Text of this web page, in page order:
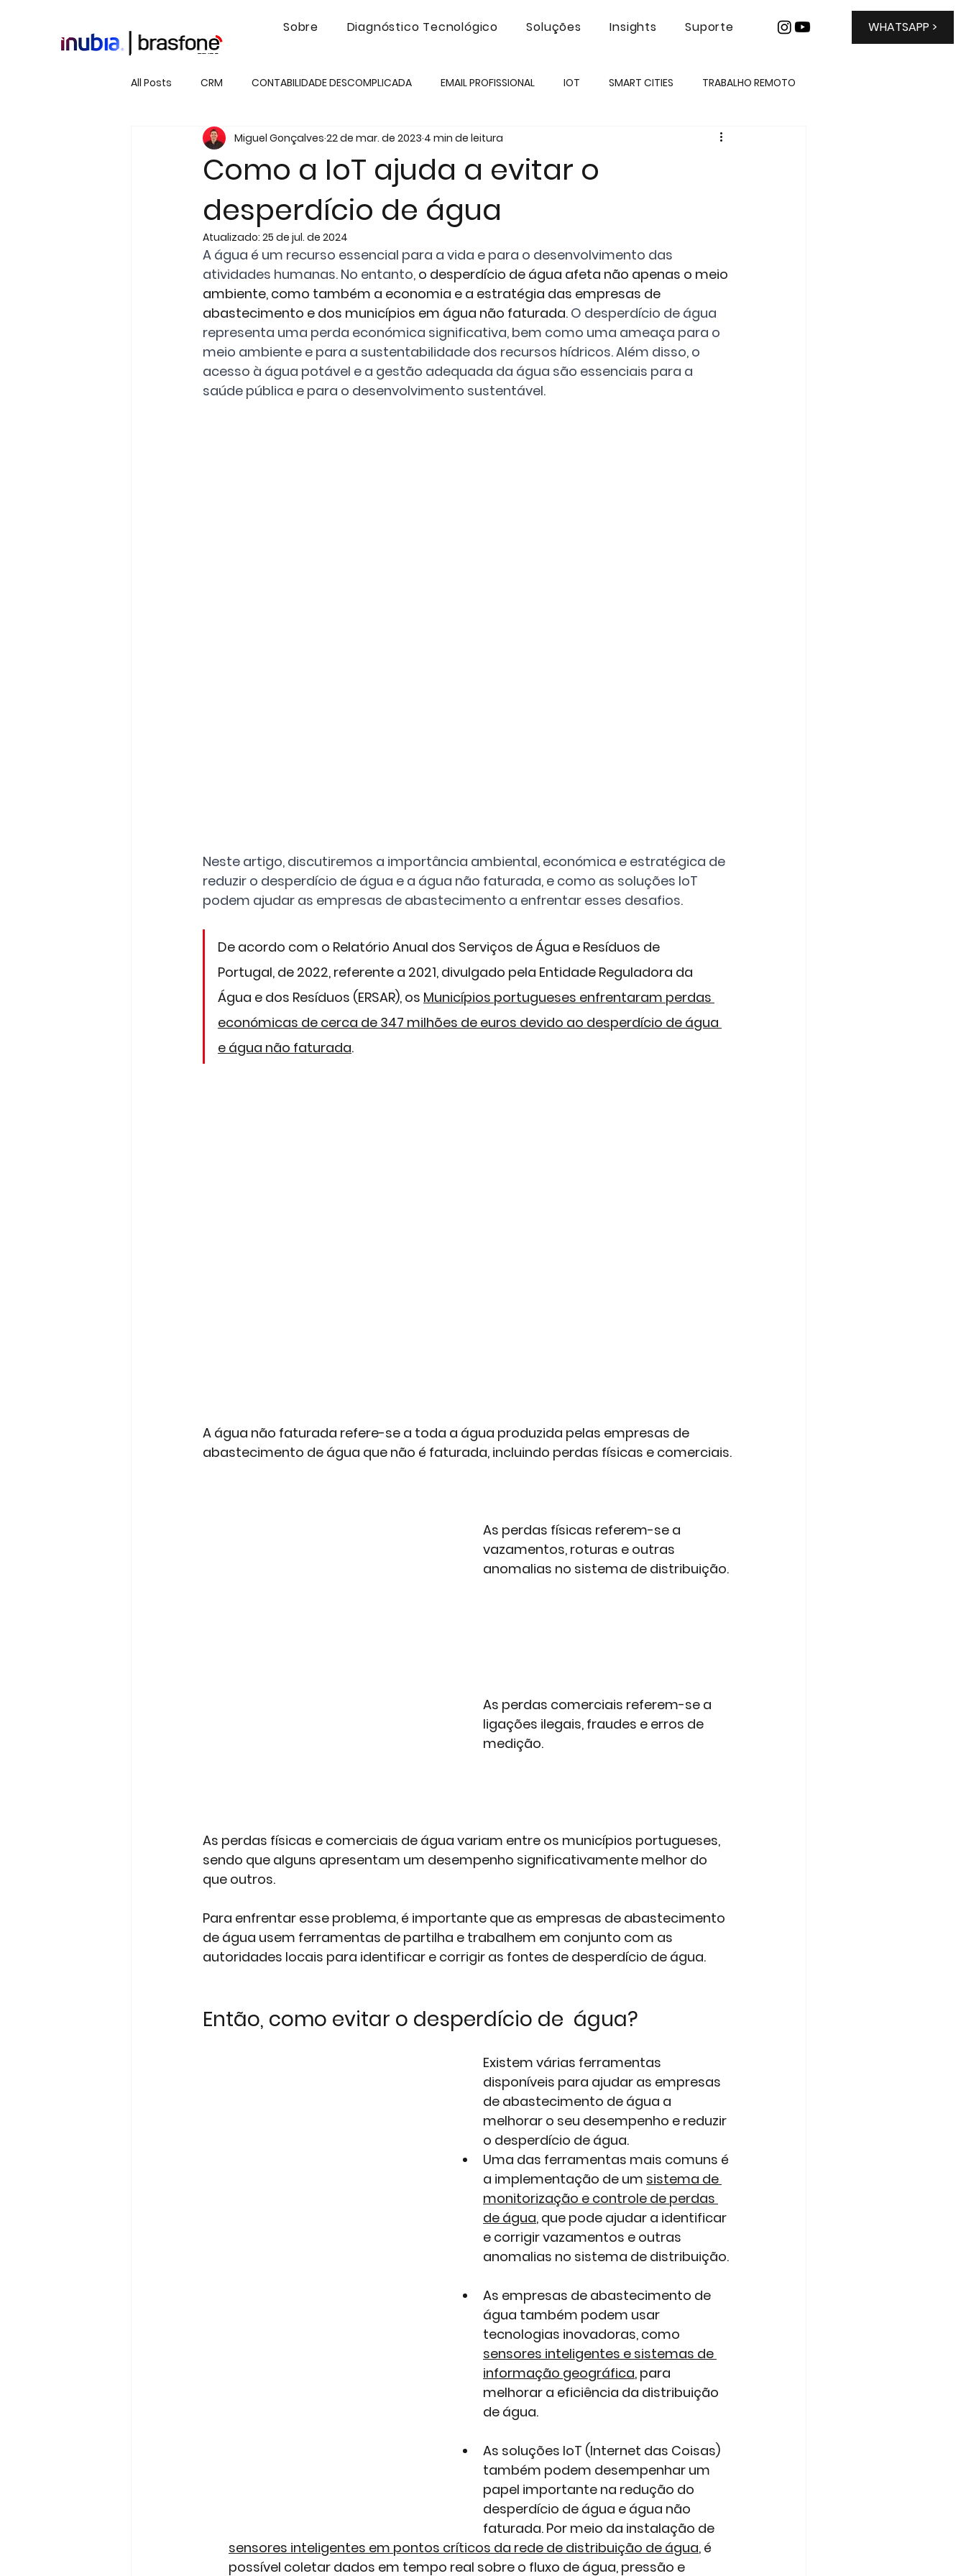
Sobre Diagnóstico Tecnológico Soluções Insights Suporte WHATSAPP >
All Posts CRM CONTABILIDADE DESCOMPLICADA EMAIL PROFISSIONAL IOT SMART CITIES TRABALHO REMOTO
TRANSFORMAÇÃO DIGITAL TV NET VOZ SMS INTELIGÊNCIA ARTIFICIAL INTERNET PREMIUM
COMUNICAÇÕES CIBERSEGURANÇA PRODUTIVIDADE
RH
Como a IoT ajuda a evitar o
desperdício de água
Miguel Gonçalves 22 de mar. de 2023 4 min de leitura
Atualizado: 25 de jul. de 2024
A água é um recurso essencial para a vida e para o desenvolvimento das
atividades humanas. No entanto, o desperdício de água afeta não apenas o meio
ambiente, como também a economia e a estratégia das empresas de
abastecimento e dos municípios em água não faturada. O desperdício de água
representa uma perda económica significativa, bem como uma ameaça para o
meio ambiente e para a sustentabilidade dos recursos hídricos. Além disso, o
acesso à água potável e a gestão adequada da água são essenciais para a
saúde pública e para o desenvolvimento sustentável.
Neste artigo, discutiremos a importância ambiental, económica e estratégica de
reduzir o desperdício de água e a água não faturada, e como as soluções IoT
podem ajudar as empresas de abastecimento a enfrentar esses desafios.
De acordo com o Relatório Anual dos Serviços de Água e Resíduos de
Portugal, de 2022, referente a 2021, divulgado pela Entidade Reguladora da
Água e dos Resíduos (ERSAR), os Municípios portugueses enfrentaram perdas
económicas de cerca de 347 milhões de euros devido ao desperdício de água
e água não faturada.
A água não faturada refere-se a toda a água produzida pelas empresas de
abastecimento de água que não é faturada, incluindo perdas físicas e comerciais.
As perdas físicas referem-se a
vazamentos, roturas e outras
anomalias no sistema de distribuição.
As perdas comerciais referem-se a
ligações ilegais, fraudes e erros de
medição.
As perdas físicas e comerciais de água variam entre os municípios portugueses,
sendo que alguns apresentam um desempenho significativamente melhor do
que outros.
Para enfrentar esse problema, é importante que as empresas de abastecimento
de água usem ferramentas de partilha e trabalhem em conjunto com as
autoridades locais para identificar e corrigir as fontes de desperdício de água.
Então, como evitar o desperdício de  água?
Existem várias ferramentas
disponíveis para ajudar as empresas
de abastecimento de água a
melhorar o seu desempenho e reduzir
o desperdício de água.
Uma das ferramentas mais comuns é
a implementação de um sistema de
monitorização e controle de perdas
de água, que pode ajudar a identificar
e corrigir vazamentos e outras
anomalias no sistema de distribuição.
As empresas de abastecimento de
água também podem usar
tecnologias inovadoras, como
sensores inteligentes e sistemas de
informação geográfica, para
melhorar a eficiência da distribuição
de água.
As soluções IoT (Internet das Coisas)
também podem desempenhar um
papel importante na redução do
desperdício de água e água não
faturada. Por meio da instalação de
sensores inteligentes em pontos críticos da rede de distribuição de água, é
possível coletar dados em tempo real sobre o fluxo de água, pressão e